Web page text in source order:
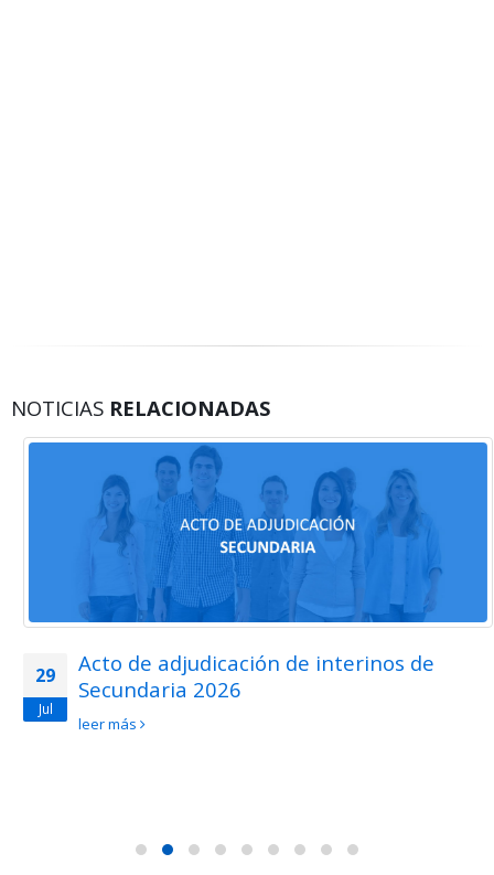
NOTICIAS RELACIONADAS
29
Jul
Acto de adjudicación de interinos de
Secundaria 2026
leer más